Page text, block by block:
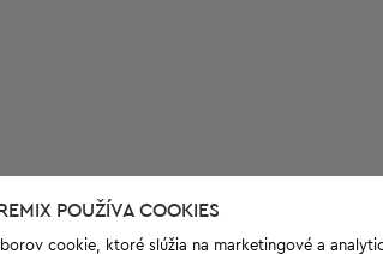
REMIX POUŽÍVA COOKIES
cookie, ktoré slúžia na marketingové a